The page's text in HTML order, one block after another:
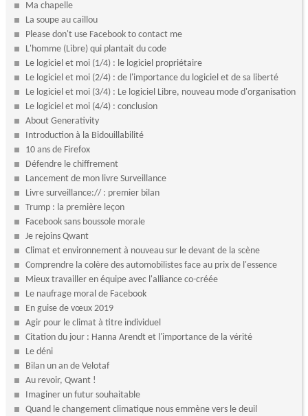
Ma chapelle
La soupe au caillou
Please don't use Facebook to contact me
L'homme (Libre) qui plantait du code
Le logiciel et moi (1/4) : le logiciel propriétaire
Le logiciel et moi (2/4) : de l'importance du logiciel et de sa liberté
Le logiciel et moi (3/4) : Le logiciel Libre, nouveau mode d'organisation
Le logiciel et moi (4/4) : conclusion
About Generativity
Introduction à la Bidouillabilité
10 ans de Firefox
Défendre le chiffrement
Lancement de mon livre Surveillance
Livre surveillance:// : premier bilan
Trump : la première leçon
Facebook sans boussole morale
Je rejoins Qwant
Climat et environnement à nouveau sur le devant de la scène
Comprendre la colère des automobilistes face au prix de l'essence
Mieux travailler en équipe avec l'alliance co-créée
Le naufrage moral de Facebook
En guise de vœux 2019
Agir pour le climat à titre individuel
Citation du jour : Hanna Arendt et l'importance de la vérité
Le déni
Bilan un an de Velotaf
Au revoir, Qwant !
Imaginer un futur souhaitable
Quand le changement climatique nous emmène vers le deuil